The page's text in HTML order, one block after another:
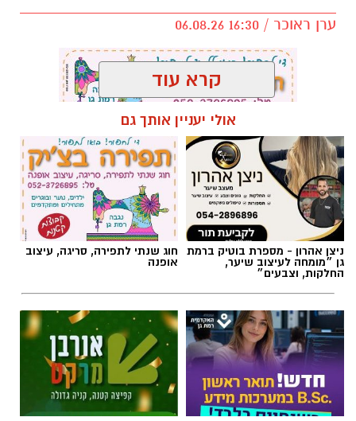
תגדל כמות המקומות ביציעים על הפרקט בכ-200
מקומות.
ערן ראוכר / 16:30 06.08.26
תגים:משטרת ישראל, משטרת רמת גן
קרא עוד
אולי יעניין אותך גם
ניצן אהרון - מספרת בוטיק ברמת
גן ״מומחה לעיצוב שיער,
החלקות, וצבעים״
חוג שנתי לתפירה, סריגה, עיצוב
אופנה